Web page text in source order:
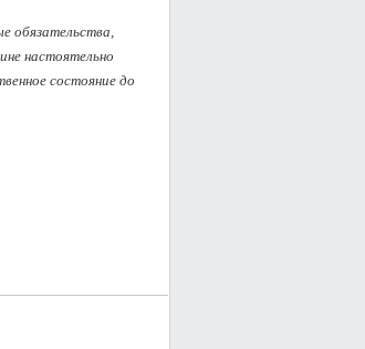
обязательства,
настоятельно
состояние до